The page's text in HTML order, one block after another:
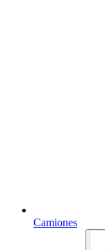
Camiones